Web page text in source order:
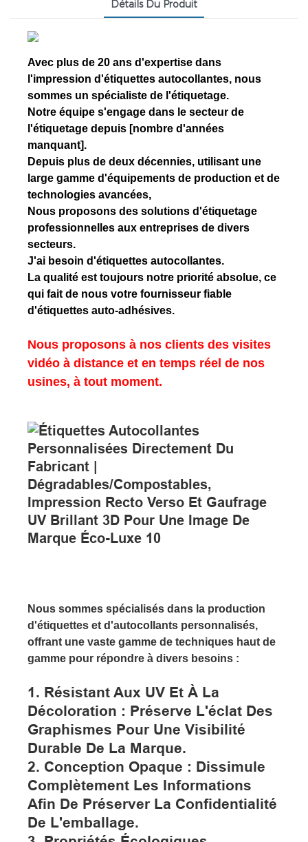
Détails Du Produit
Avec plus de 20 ans d'expertise dans
l'impression d'étiquettes autocollantes, nous
sommes un spécialiste de l'étiquetage.
Notre équipe s'engage dans le secteur de
l'étiquetage depuis [nombre d'années
manquant].
Depuis plus de deux décennies, utilisant une
large gamme d'équipements de production et de
technologies avancées,
Nous proposons des solutions d'étiquetage
professionnelles aux entreprises de divers
secteurs.
J'ai besoin d'étiquettes autocollantes.
La qualité est toujours notre priorité absolue, ce
qui fait de nous votre fournisseur fiable
d'étiquettes auto-adhésives.
Nous proposons à nos clients des visites
vidéo à distance et en temps réel de nos
usines, à tout moment.
Nous sommes spécialisés dans la production
d'étiquettes et d'autocollants personnalisés,
offrant une vaste gamme de techniques haut de
gamme pour répondre à divers besoins :
1. Résistant Aux UV Et À La
Décoloration : Préserve L'éclat Des
Graphismes Pour Une Visibilité
Durable De La Marque.
2. Conception Opaque : Dissimule
Complètement Les Informations
Afin De Préserver La Confidentialité
De L'emballage.